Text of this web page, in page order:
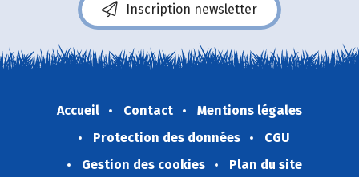
Inscription newsletter
Accueil Contact
Mentions légales
Protection des données
CGU
Gestion des cookies
Plan du site